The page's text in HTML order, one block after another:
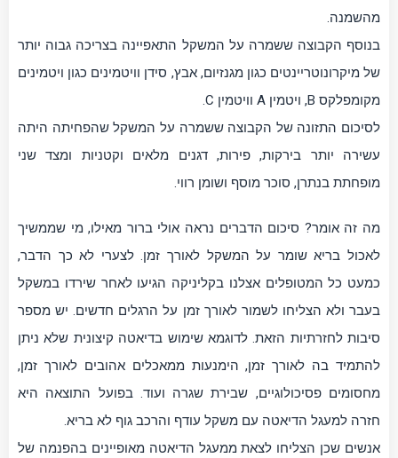
מהשמנה.
בנוסף הקבוצה ששמרה על המשקל התאפיינה בצריכה גבוה יותר
של מיקרונוטריינטים כגון מגנזיום, אבץ, סידן וויטמינים כגון ויטמינים
מקומפלקס B, ויטמין A וויטמין C.
לסיכום התזונה של הקבוצה ששמרה על המשקל שהפחיתה היתה
עשירה יותר בירקות, פירות, דגנים מלאים וקטניות ומצד שני
מופחתת בנתרן, סוכר מוסף ושומן רווי.
מה זה אומר? סיכום הדברים נראה אולי ברור מאילו, מי שממשיך
לאכול בריא שומר על המשקל לאורך זמן. לצערי לא כך הדבר,
כמעט כל המטופלים אצלנו בקליניקה הגיעו לאחר שירדו במשקל
בעבר ולא הצליחו לשמור לאורך זמן על הרגלים חדשים. יש מספר
סיבות לחזרתיות הזאת. לדוגמא שימוש בדיאטה קיצונית שלא ניתן
להתמיד בה לאורך זמן, הימנעות ממאכלים אהובים לאורך זמן,
מחסומים פסיכולוגיים, שבירת שגרה ועוד. בפועל התוצאה היא
חזרה למעגל הדיאטה עם משקל עודף והרכב גוף לא בריא.
אנשים שכן הצליחו לצאת ממעגל הדיאטה מאופיינים בהפנמה של